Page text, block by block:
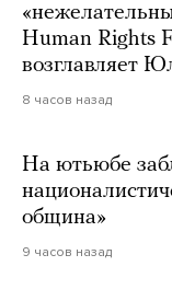
Human Rights
возглавляет
8 часов назад
На ютьюбе
община»
9 часов назад